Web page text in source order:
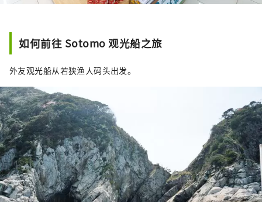
如何前往 Sotomo 观光船之旅
外友观光船从若狭渔人码头出发。